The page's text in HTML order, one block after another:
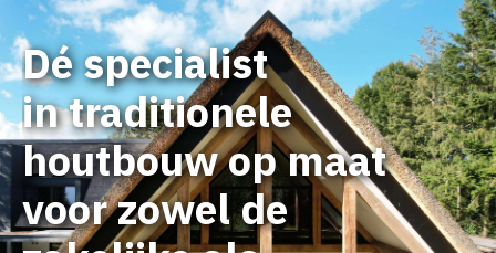
Dé specialist
in traditionele
houtbouw op maat
voor zowel de